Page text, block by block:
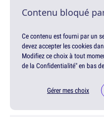
Contenu bloqué
Ce contenu est fourni par un
devez accepter les cookies
Modifiez ce choix à tout
de la Confidentialité" en bas
Gérer mes choix